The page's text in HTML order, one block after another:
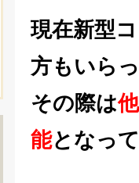
現在新型
方もいら
その際は
能となっ